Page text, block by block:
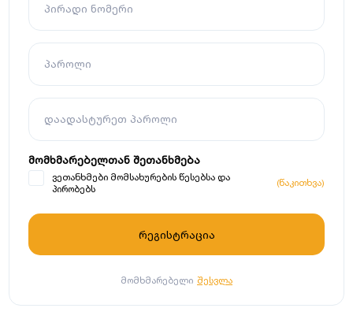
პირადი ნომერი
პაროლი
დაადასტურეთ პაროლი
მომხმარებელთან შეთანხმება
ვეთანხმები მომსახურების წესებსა და
პირობებს
(წაკითხვა)
მომხმარებელი შესვლა